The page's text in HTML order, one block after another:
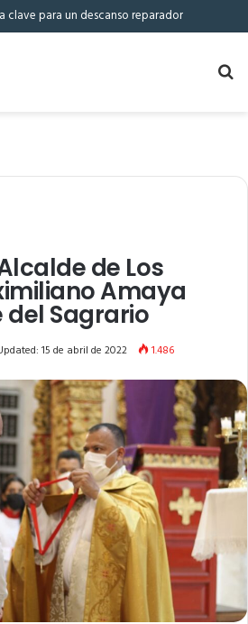
clave para un descanso reparador
de Los
Amaya
Sagrario
15 de abril de 2022 1.486